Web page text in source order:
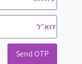
Send OTP